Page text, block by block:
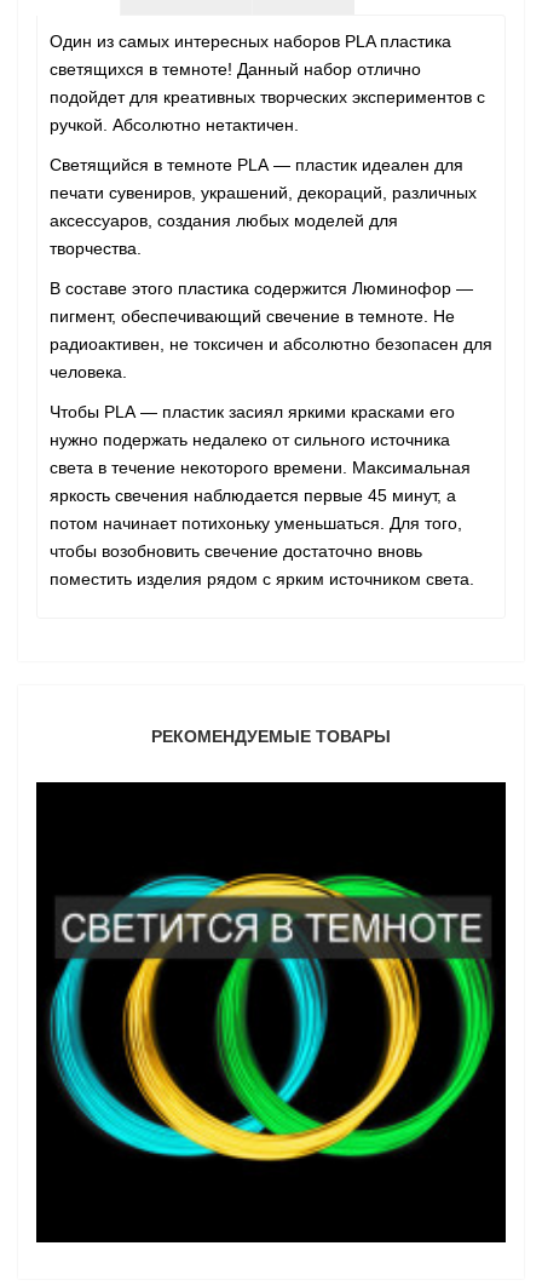
Один из самых интересных наборов PLA пластика
светящихся в темноте! Данный набор отлично
подойдет для креативных творческих экспериментов с
ручкой. Абсолютно нетактичен.
Светящийся в темноте PLA — пластик идеален для
печати сувениров, украшений, декораций, различных
аксессуаров, создания любых моделей для
творчества.
В составе этого пластика содержится Люминофор —
пигмент, обеспечивающий свечение в темноте. Не
радиоактивен, не токсичен и абсолютно безопасен для
человека.
Чтобы PLA — пластик засиял яркими красками его
нужно подержать недалеко от сильного источника
света в течение некоторого времени. Максимальная
яркость свечения наблюдается первые 45 минут, а
потом начинает потихоньку уменьшаться. Для того,
чтобы возобновить свечение достаточно вновь
поместить изделия рядом с ярким источником света.
РЕКОМЕНДУЕМЫЕ ТОВАРЫ